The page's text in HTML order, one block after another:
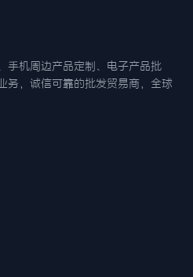
手机周边产品定制、电子产品批
务，诚信可靠的批发贸易商，全球